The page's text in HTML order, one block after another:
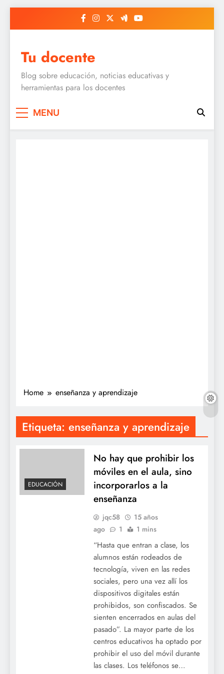
Tu docente
Blog sobre educación, noticias educativas y
herramientas para los docentes
MENU
Home enseñanza y aprendizaje
Etiqueta: enseñanza y aprendizaje
EDUCACIÓN
No hay que prohibir los
móviles en el aula, sino
incorporarlos a la
enseñanza
jqc58
15 años
ago
1 1 mins
“Hasta que entran a clase, los
alumnos están rodeados de
tecnología, viven en las redes
sociales, pero una vez allí los
dispositivos digitales están
prohibidos, son confiscados. Se
sienten encerrados en aulas del
pasado”. La mayor parte de los
centros educativos ha optado por
prohibir el uso del móvil durante
las clases. Los teléfonos se…